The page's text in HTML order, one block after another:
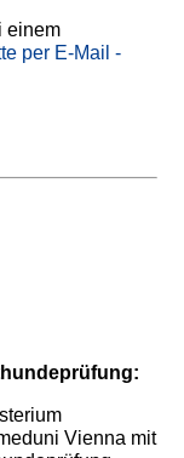
einem
per E-Mail -
Vienna mit